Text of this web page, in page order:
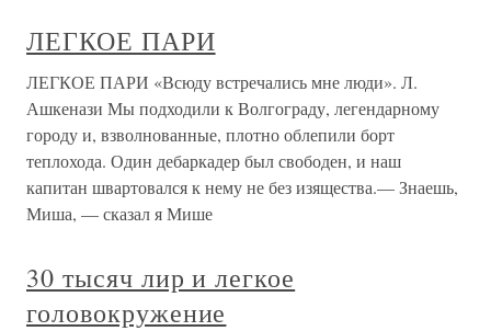
ЛЕГКОЕ ПАРИ
ЛЕГКОЕ ПАРИ «Всюду встречались мне люди». Л.
Ашкенази Мы подходили к Волгограду, легендарному
городу и, взволнованные, плотно облепили борт
теплохода. Один дебаркадер был свободен, и наш
капитан швартовался к нему не без изящества.— Знаешь,
Миша, — сказал я Мише
30 тысяч лир и легкое
головокружение